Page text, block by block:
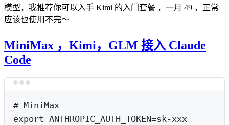
模型，我推荐你可以入手 Kimi 的入门套餐 ，一月 49 ，正常
应该也使用不完～
MiniMax ，Kimi，GLM 接入 Claude
Code
# MiniMax
export ANTHROPIC_AUTH_TOKEN=sk-xxx